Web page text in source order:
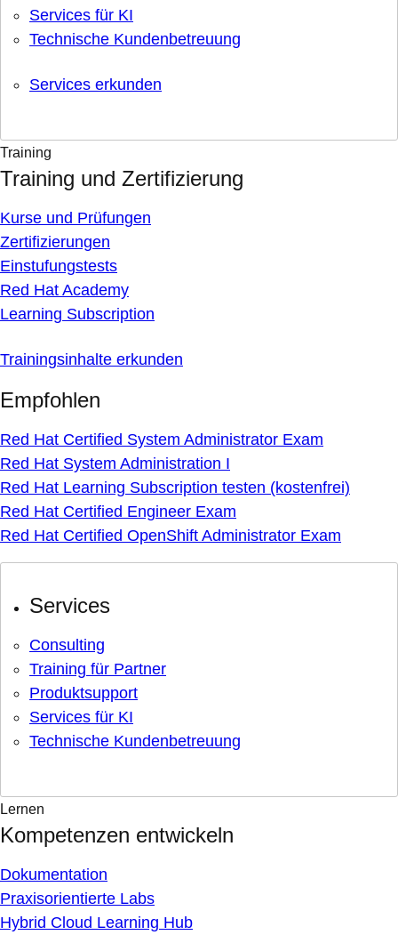
Services für KI
Technische Kundenbetreuung
Services erkunden
Training
Training und Zertifizierung
Kurse und Prüfungen
Zertifizierungen
Einstufungstests
Red Hat Academy
Learning Subscription
Trainingsinhalte erkunden
Empfohlen
Red Hat Certified System Administrator Exam
Red Hat System Administration I
Red Hat Learning Subscription testen (kostenfrei)
Red Hat Certified Engineer Exam
Red Hat Certified OpenShift Administrator Exam
Services
Consulting
Training für Partner
Produktsupport
Services für KI
Technische Kundenbetreuung
Lernen
Kompetenzen entwickeln
Dokumentation
Praxisorientierte Labs
Hybrid Cloud Learning Hub